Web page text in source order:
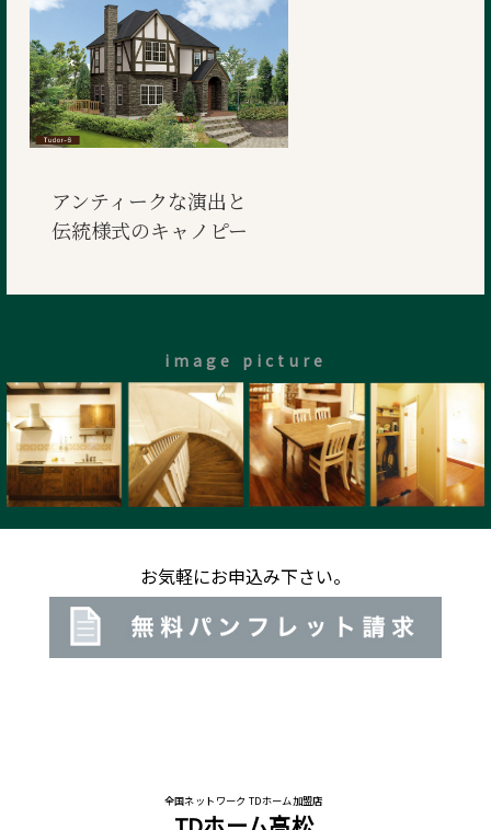
アンティークな演出と
伝統様式のキャノピー
image picture
お気軽にお申込み下さい。
全国ネットワーク TDホーム加盟店